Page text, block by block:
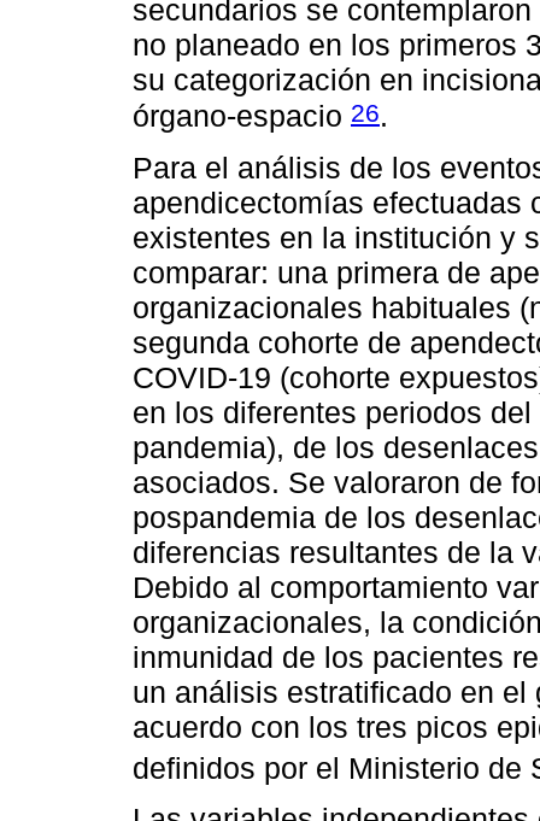
secundarios se
no planeado en los primeros
su categorización en
órgano-espacio 26.
Para el análisis de los
apendicectomías efectuadas
existentes en la institución y
comparar: una primera de
organizacionales habituales
segunda cohorte de
COVID-19 (cohorte
en los diferentes periodos
pandemia), de los
asociados. Se valoraron de
pospandemia de los
diferencias resultantes de la
Debido al comportamiento
organizacionales, la
inmunidad de los pacientes
un análisis estratificado en
acuerdo con los tres picos
definidos por el Ministerio de